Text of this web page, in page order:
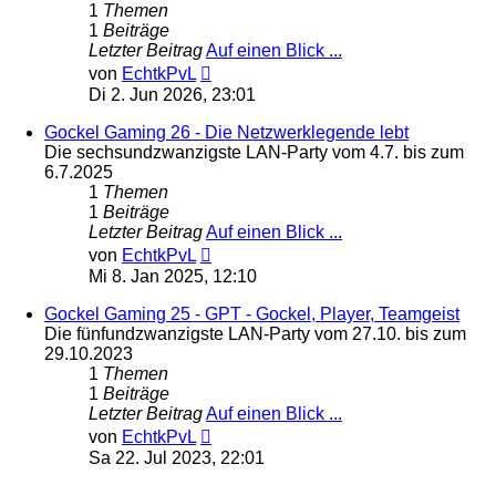
1 Themen
1 Beiträge
Letzter BeitragAuf einen Blick ...
von EchtkPvL
Beitrag
Di 2. Jun 2026, 23:01
Gockel Gaming 26 - Die Netzwerklegende lebt
Die sechsundzwanzigste LAN-Party vom 4.7. bis zum
6.7.2025
1 Themen
1 Beiträge
Letzter BeitragAuf einen Blick ...
von EchtkPvL
Beitrag
Mi 8. Jan 2025, 12:10
Gockel Gaming 25 - GPT - Gockel, Player, Teamgeist
Die fünfundzwanzigste LAN-Party vom 27.10. bis zum
29.10.2023
1 Themen
1 Beiträge
Letzter BeitragAuf einen Blick ...
von EchtkPvL
Beitrag
Sa 22. Jul 2023, 22:01